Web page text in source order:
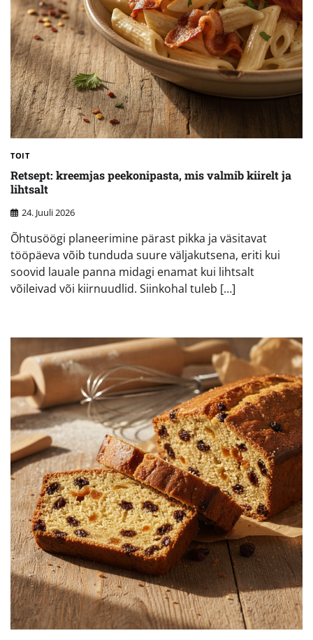
TOIT
Retsept: kreemjas peekonipasta, mis valmib kiirelt ja
lihtsalt
24. Juuli 2026
Õhtusöögi planeerimine pärast pikka ja väsitavat
tööpäeva võib tunduda suure väljakutsena, eriti kui
soovid lauale panna midagi enamat kui lihtsalt
võileivad või kiirnuudlid. Siinkohal tuleb […]